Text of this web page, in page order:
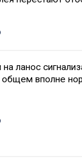
на ланос
общем вполне